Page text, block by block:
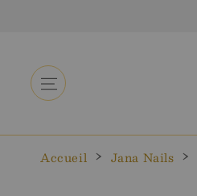
Accueil Jana Nails